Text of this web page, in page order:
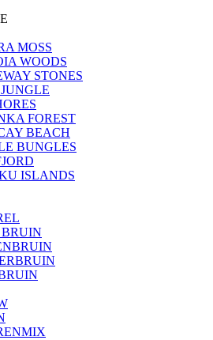
MOSS
WOODS
STONES
FOREST
BEACH
BUNGLES
ISLANDS